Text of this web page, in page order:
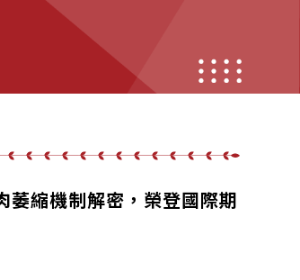
縮機制解密，榮登國際期